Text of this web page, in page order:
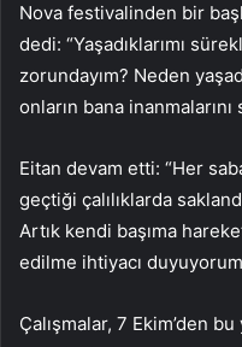
Nova festivalinden bir
dedi: “Yaşadıklarımı
zorundayım? Neden
onların bana
Eitan devam etti: “Her
geçtiği çalılıklarda
Artık kendi başıma
edilme ihtiyacı
Çalışmalar, 7 Ekim’den